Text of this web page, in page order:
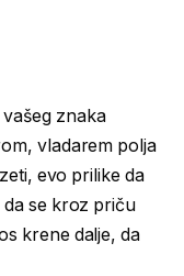
znaka
vladarem polja
evo prilike da
se kroz priču
krene dalje, da